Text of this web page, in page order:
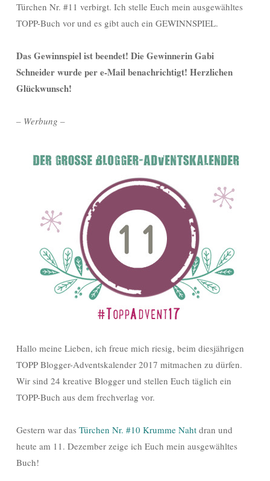
Türchen Nr. #11 verbirgt. Ich stelle Euch mein ausgewähltes
TOPP-Buch vor und es gibt auch ein GEWINNSPIEL.
Das Gewinnspiel ist beendet! Die Gewinnerin Gabi
Schneider wurde per e-Mail benachrichtigt! Herzlichen
Glückwunsch!
– Werbung –
Hallo meine Lieben, ich freue mich riesig, beim diesjährigen
TOPP Blogger-Adventskalender 2017 mitmachen zu dürfen.
Wir sind 24 kreative Blogger und stellen Euch täglich ein
TOPP-Buch aus dem frechverlag vor.
Gestern war das Türchen Nr. #10 Krumme Naht dran und
heute am 11. Dezember zeige ich Euch mein ausgewähltes
Buch!